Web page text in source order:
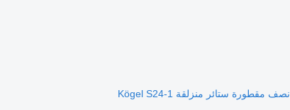
نصف مقطورة ستائر منزلقة Kögel S24-1